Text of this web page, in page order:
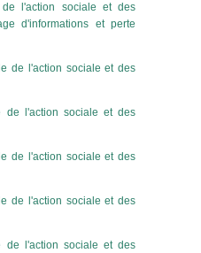
l'action sociale et des
d'informations et perte
de l'action sociale et des
de l'action sociale et des
de l'action sociale et des
de l'action sociale et des
de l'action sociale et des